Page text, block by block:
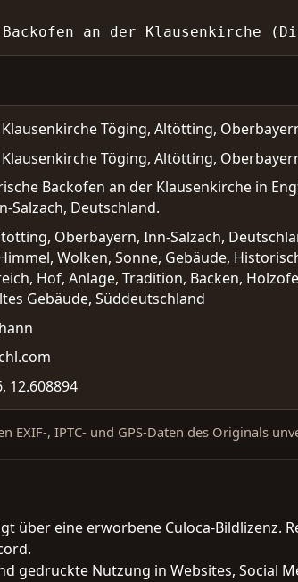
Backofen an der Klausenkirche
Töging, Altötting,
Töging, Altötting,
Backofen an der Klausenkirche in
Salzach, Deutschland.
Oberbayern, Inn-Salzach,
Wolken, Sonne, Gebäude,
Hof, Anlage, Tradition, Backen,
Gebäude, Süddeutschland
12.608894
EXIF-, IPTC- und GPS-Daten des Originals
über eine erworbene Culoca-
gedruckte Nutzung in Websites, Social